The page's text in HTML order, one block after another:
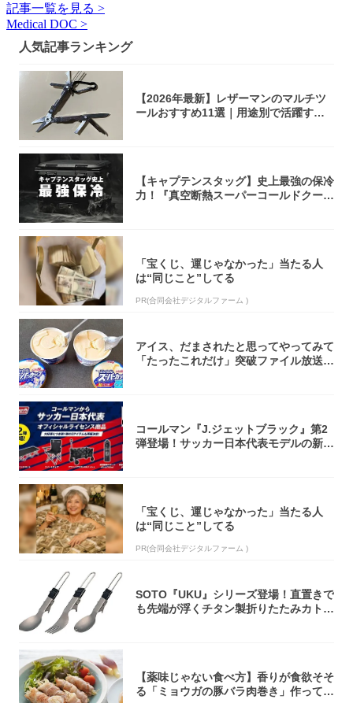
記事一覧を見る >
Medical DOC >
人気記事ランキング
【2026年最新】レザーマンのマルチツ
ールおすすめ11選｜用途別で活躍する
【キャプテンスタッグ】史上最強の保冷
力！『真空断熱スーパーコールドクーラ
「宝くじ、運じゃなかった」当たる人
は“同じこと”してる
PR(合同会社デジタルファーム )
アイス、だまされたと思ってやってみて
「たったこれだけ」突破ファイル放送で
コールマン『J.ジェットブラック』第2
弾登場！サッカー日本代表モデルの新作
「宝くじ、運じゃなかった」当たる人
は“同じこと”してる
PR(合同会社デジタルファーム )
SOTO『UKU』シリーズ登場！直置きで
も先端が浮くチタン製折りたたみカトラ
【薬味じゃない食べ方】香りが食欲そそ
る「ミョウガの豚バラ肉巻き」作ってみ